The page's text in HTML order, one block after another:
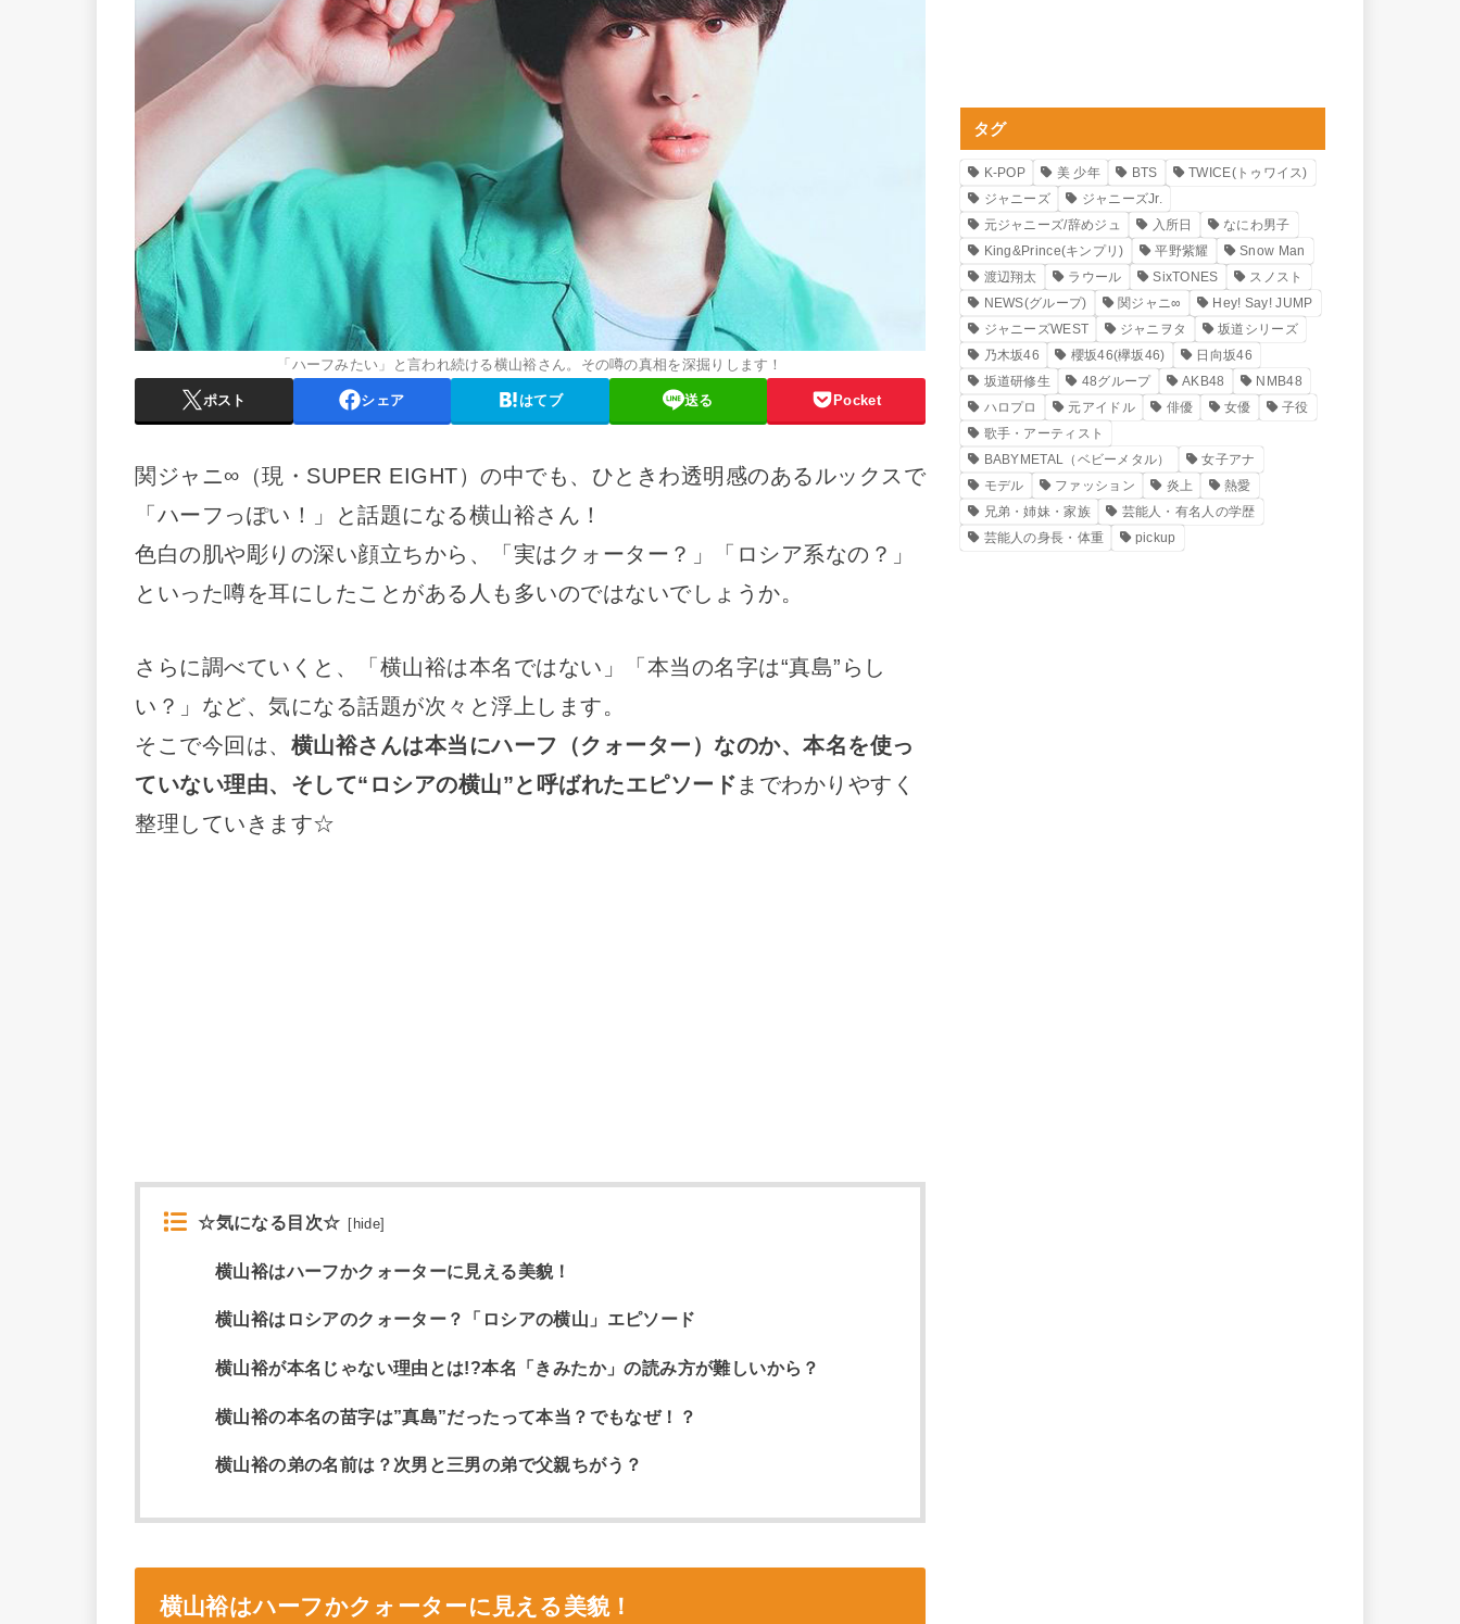
「ハーフみたい」と言われ続ける横山裕さん。その噂の真相を深掘りします！
ポスト シェア はてブ 送る Pocket
関ジャニ∞（現・SUPER EIGHT）の中でも、ひときわ透明感のあるルックスで
「ハーフっぽい！」と話題になる横山裕さん！
色白の肌や彫りの深い顔立ちから、「実はクォーター？」「ロシア系なの？」
といった噂を耳にしたことがある人も多いのではないでしょうか。
さらに調べていくと、「横山裕は本名ではない」「本当の名字は“真島”らし
い？」など、気になる話題が次々と浮上します。
そこで今回は、 横山裕さんは本当にハーフ（クォーター）なのか、本名を使っ
ていない理由、そして“ロシアの横山”と呼ばれたエピソード までわかりやすく
整理していきます☆
☆気になる目次☆ hide
横山裕はハーフかクォーターに見える美貌！
横山裕はロシアのクォーター？「ロシアの横山」エピソード
横山裕が本名じゃない理由とは!?本名「きみたか」の読み方が難しいから？
横山裕の本名の苗字は”真島”だったって本当？でもなぜ！？
横山裕の弟の名前は？次男と三男の弟で父親ちがう？
横山裕はハーフかクォーターに見える美貌！
タグ
K-POP 美 少年 BTS
TWICE(トゥワイス)
ジャニーズ
ジャニーズJr.
元ジャニーズ/辞めジュ
入所日
なにわ男子
King&Prince(キンプリ)
平野紫耀
Snow Man
渡辺翔太
ラウール SixTONES
スノスト
NEWS(グループ)
関ジャニ∞
Hey! Say! JUMP
ジャニーズWEST
ジャニヲタ
坂道シリーズ
乃木坂46
櫻坂46(欅坂46)
日向坂46
坂道研修生
48グループ AKB48
NMB48
ハロプロ
元アイドル 俳優 女優
子役
歌手・アーティスト
BABYMETAL（ベビーメタル）
女子アナ
モデル
ファッション 炎上
熱愛
兄弟・姉妹・家族
芸能人・有名人の学歴
芸能人の身長・体重
pickup